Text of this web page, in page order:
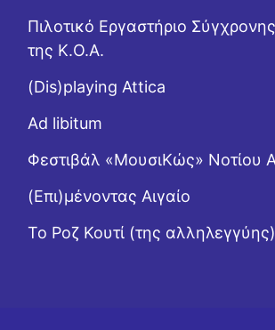
Πιλοτικό Εργαστήριο
της Κ.Ο.Α.
(Dis)playing Attica
Ad libitum
Φεστιβάλ «ΜουσιΚώς» Νοτίου
(Επι)μένοντας Αιγαίο
Το Ροζ Κουτί (της αλληλεγγύης)